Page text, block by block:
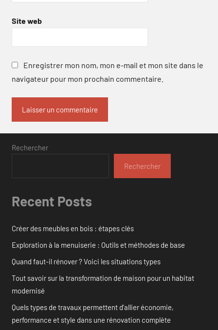
Site web
Enregistrer mon nom, mon e-mail et mon site dans le
navigateur pour mon prochain commentaire.
Rechercher
Rechercher
Recent Posts
Créer des meubles en bois : étapes clés
Exploration à la menuiserie : Outils et méthodes de base
Quand faut-il rénover ? Voici les situations types
Tout savoir sur la transformation de maison pour un habitat
modernisé
Quels types de travaux permettent d’allier économie,
performance et style dans une rénovation complète